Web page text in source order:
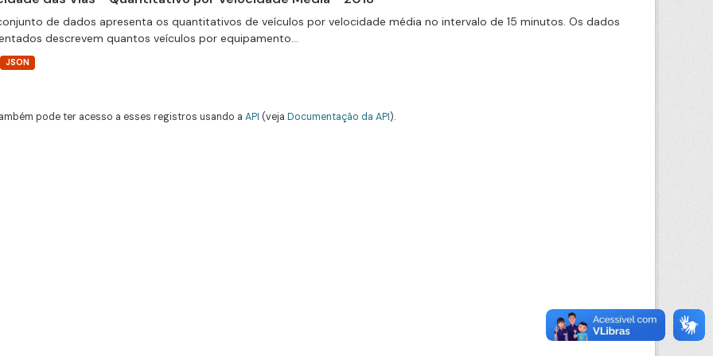
de dados apresenta os quantitativos de veículos por velocidade média no intervalo de 15 minutos. Os dados
descrevem quantos veículos por equipamento...
JSON
pode ter acesso a esses registros usando a API (veja Documentação da API).